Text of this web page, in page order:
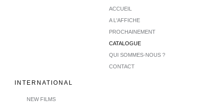
ACCUEIL
A L'AFFICHE
PROCHAINEMENT
CATALOGUE
QUI SOMMES-NOUS ?
CONTACT
INTERNATIONAL
NEW FILMS